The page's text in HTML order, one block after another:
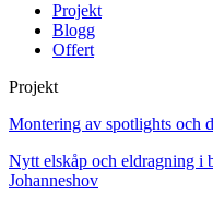
Projekt
Blogg
Offert
Projekt
Montering av spotlights och
Nytt elskåp och eldragning i
Johanneshov